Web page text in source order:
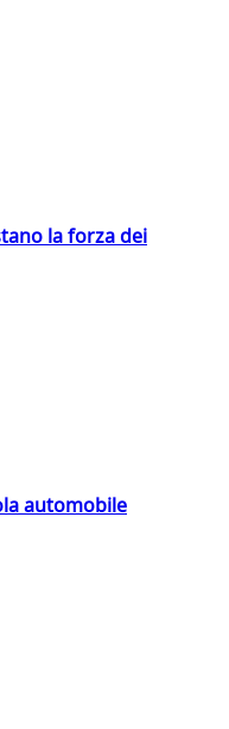
la forza dei
automobile